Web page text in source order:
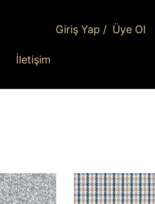
İletişim
Giriş Yap / Üye Ol